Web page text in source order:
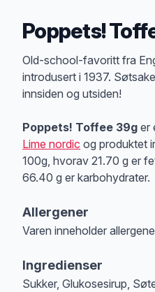
Poppets!
Produktbeskrivelse
Old-school-favoritt fra
introdusert i 1937.
innsiden og utsiden!
Poppets! Toffee 39g er
Lime nordic og produktet
100g, hvorav 21.70 g er
66.40 g er karbohydrater.
Allergener
Varen inneholder
Ingredienser
Sukker, Glukosesirup,